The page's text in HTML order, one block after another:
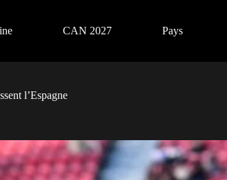
CAN 2027 Pays
l’Espagne